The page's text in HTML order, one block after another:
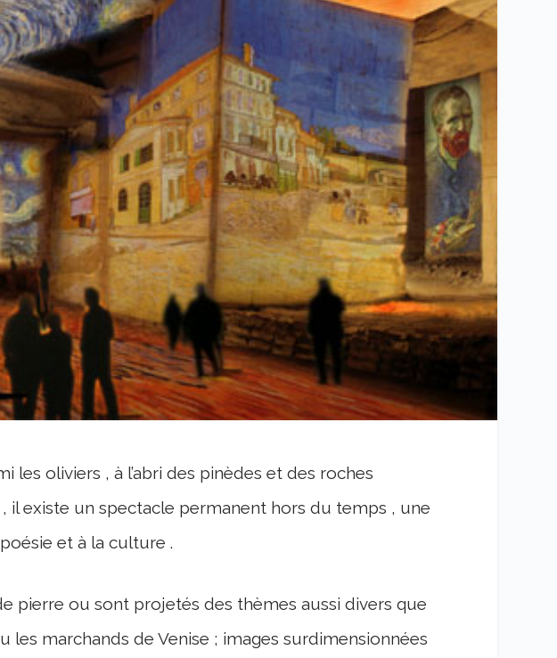
les oliviers , à l’abri des pinèdes et des roches
il existe un spectacle permanent hors du temps , une
et à la culture .
pierre ou sont projetés des thèmes aussi divers que
les marchands de Venise ; images surdimensionnées